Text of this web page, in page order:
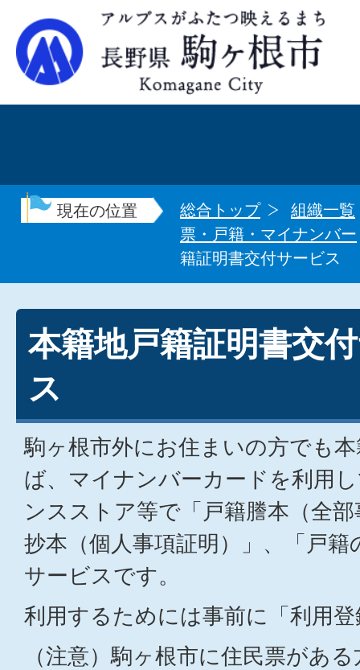
現在の位置 総合トップ
組織一覧
票・戸籍・マイナンバー
籍証明書交付サービス
本籍地戸籍証明書交
ス
駒ヶ根市外にお住まいの方でも
ば、マイナンバーカードを利用
ンスストア等で「戸籍謄本（全
抄本（個人事項証明）」、「戸
サービスです。
利用するためには事前に「利用
（注意）駒ヶ根市に住民票があ